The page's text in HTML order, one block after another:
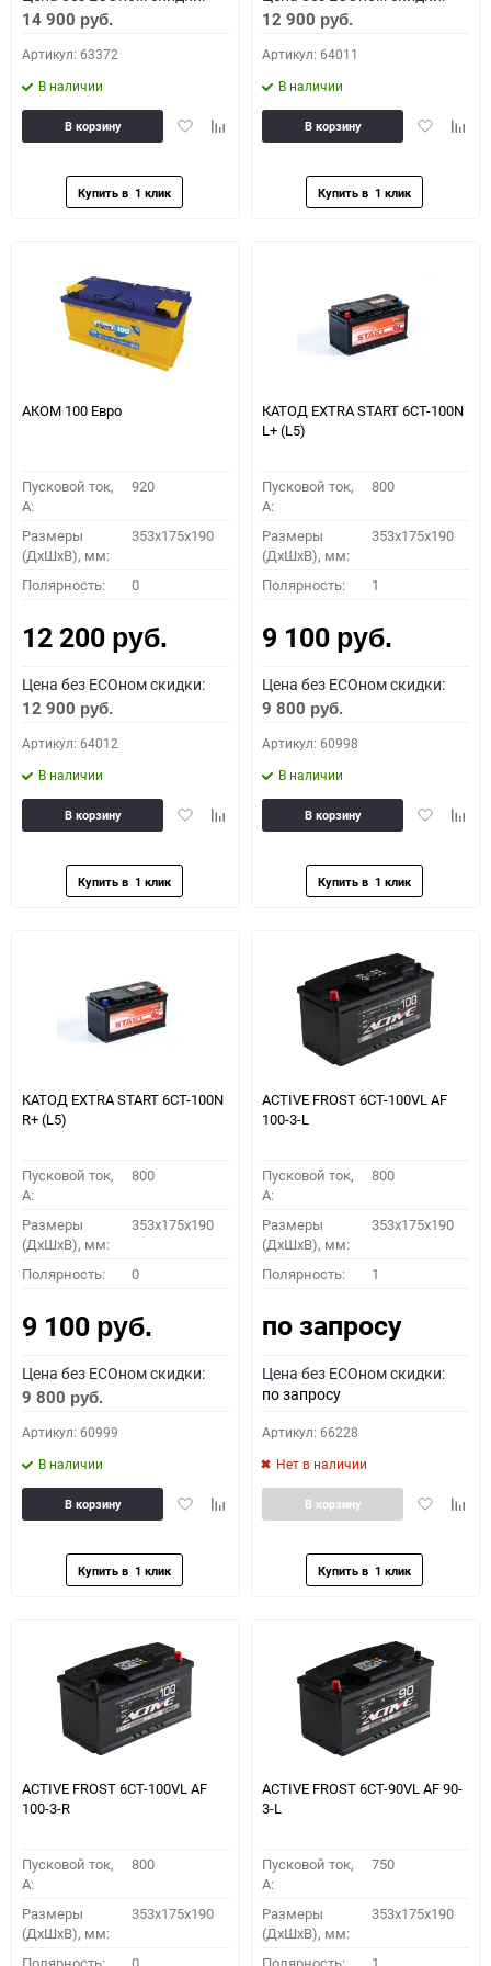
14 900 руб.
Артикул: 63372
В наличии
ДобавитьДобавить
В корзину
12 900 руб.
Артикул: 64011
В наличии
Добавить
В корзину
АКОМ 100 Евро
Пусковой ток,
A:
920
Размеры
(ДхШхВ), мм:
353x175x190
Полярность: 0
12 200 руб.
Цена без ECOном скидки:
12 900 руб.
Артикул: 64012
В наличии
ДобавитьДобавить
В корзину
КАТОД EXTRA START 6СТ-100N
L+ (L5)
Пусковой ток,
A:
800
Размеры
(ДхШхВ), мм:
353x175x190
Полярность: 1
9 100 руб.
Цена без ECOном скидки:
9 800 руб.
Артикул: 60998
В наличии
Добавить
В корзину
КАТОД EXTRA START 6СТ-100N
R+ (L5)
Пусковой ток,
A:
800
Размеры
(ДхШхВ), мм:
353x175x190
Полярность: 0
9 100 руб.
Цена без ECOном скидки:
9 800 руб.
Артикул: 60999
В наличии
ДобавитьДобавить
В корзину
ACTIVE FROST 6СТ-100VL АF
100-3-L
Пусковой ток,
A:
800
Размеры
(ДхШхВ), мм:
353x175x190
Полярность: 1
по запросу
Цена без ECOном скидки:
по запросу
Артикул: 66228
Нет в наличии
Добавить
В корзину
ACTIVE FROST 6СТ-100VL АF
100-3-R
Пусковой ток,
A:
800
Размеры
(ДхШхВ), мм:
353x175x190
ACTIVE FROST 6СТ-90VL АF 90-
3-L
Пусковой ток,
A:
750
Размеры
(ДхШхВ), мм:
353x175x190